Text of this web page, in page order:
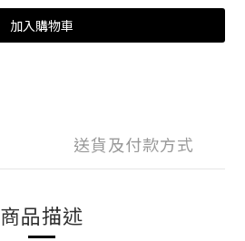
加入購物車
送貨及付款方式
商品描述